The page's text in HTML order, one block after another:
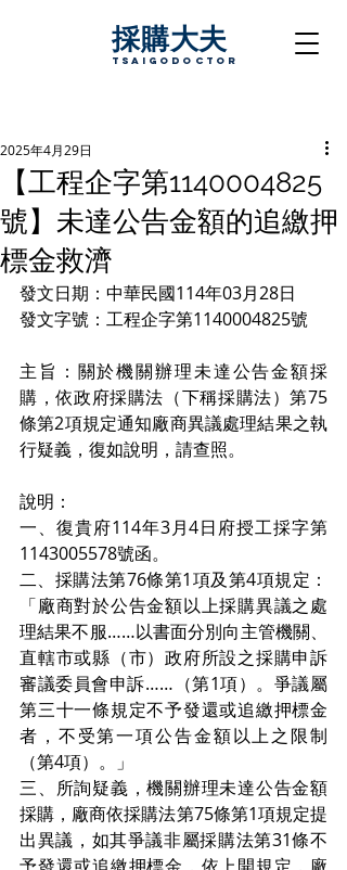
採購大夫
TsaigoDoctor
【工程企字第1140004825
號】未達公告金額的追繳押
標金救濟
2025年4月29日
發文日期：中華民國114年03月28日
發文字號：工程企字第1140004825號
主旨：關於機關辦理未達公告金額採
購，依政府採購法（下稱採購法）第75
條第2項規定通知廠商異議處理結果之執
行疑義，復如說明，請查照。
說明：
一、復貴府114年3月4日府授工採字第
1143005578號函。
二、採購法第76條第1項及第4項規定：
「廠商對於公告金額以上採購異議之處
理結果不服……以書面分別向主管機關、
直轄市或縣（市）政府所設之採購申訴
審議委員會申訴……（第1項）。爭議屬
第三十一條規定不予發還或追繳押標金
者，不受第一項公告金額以上之限制
（第4項）。」
三、所詢疑義，機關辦理未達公告金額
採購，廠商依採購法第75條第1項規定提
出異議，如其爭議非屬採購法第31條不